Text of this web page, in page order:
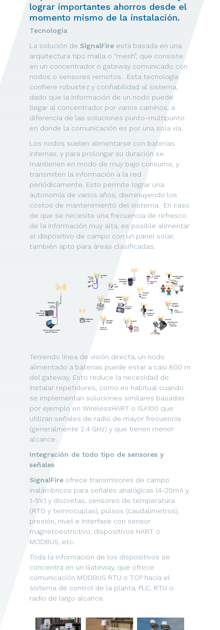
lograr importantes ahorros desde el
momento mismo de la instalación.
Tecnología
La solución de SignalFireestá basada en una
arquitectura tipo malla o “mesh”, que consiste
en un concentrador o gateway comunicado con
nodos o sensores remotos. Esta tecnología
confiere robustez y confiabilidad al sistema,
dado que la información de un nodo puede
llegar al concentrador por varios caminos, a
diferencia de las soluciones punto-multipunto
en donde la comunicación es por una sola vía.
Los nodos suelen alimentarse con baterías
internas, y para prolongar su duración se
mantienen en modo de muy bajo consumo, y
transmiten la información a la red
periódicamente. Esto permite lograr una
autonomía de varios años, disminuyendo los
costos de mantenimiento del sistema. En caso
de que se necesite una frecuencia de refresco
de la información muy alta, es posible alimentar
el dispositivo de campo con un panel solar,
también apto para áreas clasificadas.
Teniendo linea de visión directa, un nodo
alimentado a baterías puede estar a casi 800 m
del gateway. Esto reduce la necesidad de
instalar repetidores, como es habitual cuando
se implementan soluciones similares basadas
por ejemplo en WirelessHART o ISA100 que
utilizan señales de radio de mayor frecuencia
(generalmente 2.4 GHz) y que tienen menor
alcance.
Integración de todo tipo de sensores y
señales
SignalFireofrece transmisores de campo
inalámbricos para señales analógicas (4-20mA y
1-5V) y discretas, sensores de temperatura
(RTD y termocuplas), pulsos (caudalímetros),
presión, nivel e interfase con sensor
magnetoestrictivo, dispositivos HART o
MODBUS, etc.
Toda la información de los dispositivos se
concentra en un Gateway, que ofrece
comunicación MODBUS RTU o TCP hacia el
sistema de control de la planta, PLC, RTU o
radio de largo alcance.